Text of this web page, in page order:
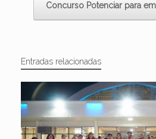
Concurso Potenciar para
Entradas relacionadas